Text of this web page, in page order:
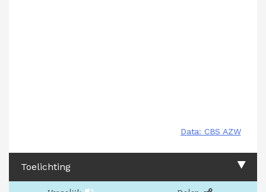
Toelichting